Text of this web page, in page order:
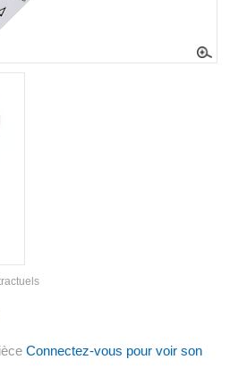
Connectez-vous pour voir son